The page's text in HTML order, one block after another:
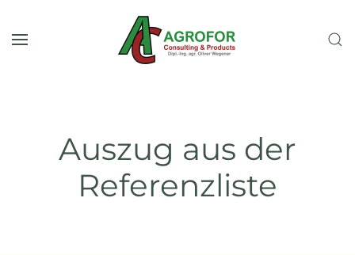
Zum Hauptinhalt springen
Auszug aus der
Referenzliste